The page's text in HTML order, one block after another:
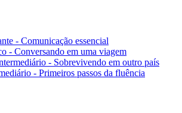
- Comunicação essencial
- Conversando em uma viagem
- Sobrevivendo em outro país
- Primeiros passos da fluência